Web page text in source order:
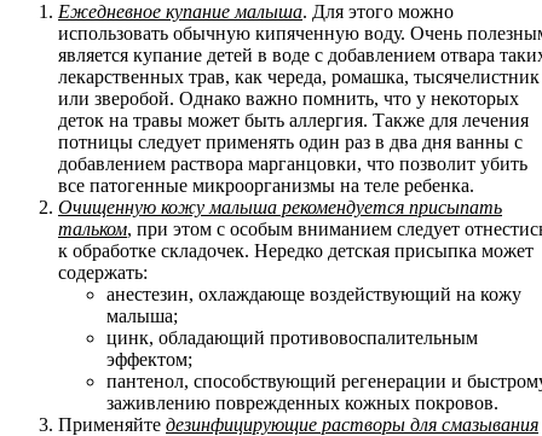
Ежедневное купание малыша. Для этого можно
использовать обычную кипяченную воду. Очень
является купание детей в воде с добавлением отвара
лекарственных трав, как череда, ромашка, тысячелистник
или зверобой. Однако важно помнить, что у некоторых
деток на травы может быть аллергия. Также для лечения
потницы следует применять один раз в два дня ванны с
добавлением раствора марганцовки, что позволит убить
все патогенные микроорганизмы на теле ребенка.
Очищенную кожу малыша рекомендуется присыпать
тальком, при этом с особым вниманием следует
к обработке складочек. Нередко детская присыпка может
содержать:
анестезин, охлаждающе воздействующий на кожу
малыша;
цинк, обладающий противовоспалительным
эффектом;
пантенол, способствующий регенерации и
заживлению поврежденных кожных покровов.
Применяйте дезинфицирующие растворы для смазывания